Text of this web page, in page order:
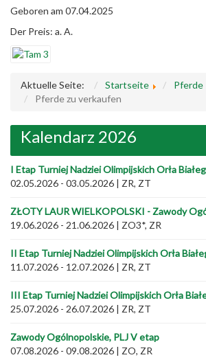
Geboren am 07.04.2025
Der Preis: a. A.
Aktuelle Seite: Startseite
Pferde
Pferde zu verkaufen
Kalendarz 2026
I Etap Turniej Nadziei Olimpijskich Orła
02.05.2026 - 03.05.2026 | ZR, ZT
ZŁOTY LAUR WIELKOPOLSKI - Zawody
19.06.2026 - 21.06.2026 | ZO3*, ZR
II Etap Turniej Nadziei Olimpijskich Orła
11.07.2026 - 12.07.2026 | ZR, ZT
III Etap Turniej Nadziei Olimpijskich Orła
25.07.2026 - 26.07.2026 | ZR, ZT
Zawody Ogólnopolskie, PLJ V etap
07.08.2026 - 09.08.2026 | ZO, ZR